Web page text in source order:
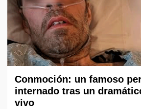
Conmoción: un famoso
internado tras un
vivo